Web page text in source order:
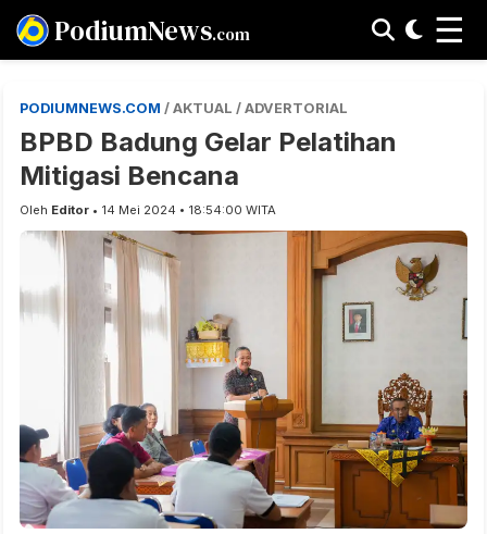
PodiumNews.com ☰
PODIUMNEWS.COM / AKTUAL / ADVERTORIAL
BPBD Badung Gelar Pelatihan
Mitigasi Bencana
Oleh Editor • 14 Mei 2024 • 18:54:00 WITA